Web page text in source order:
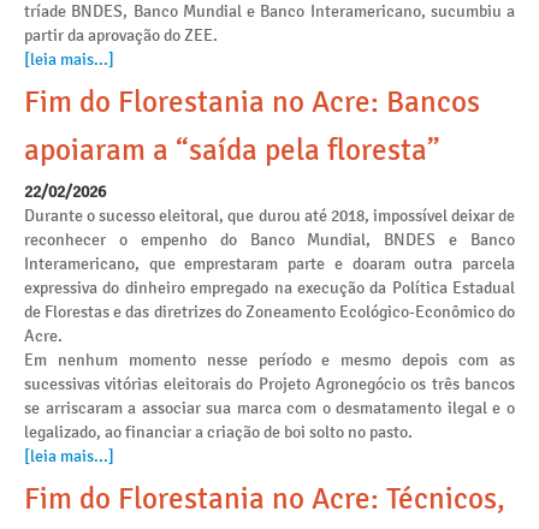
tríade BNDES, Banco Mundial e Banco Interamericano, sucumbiu a
partir da aprovação do ZEE.
[leia mais...]
Fim do Florestania no Acre: Bancos
apoiaram a “saída pela floresta”
22/02/2026
Durante o sucesso eleitoral, que durou até 2018, impossível deixar de
reconhecer o empenho do Banco Mundial, BNDES e Banco
Interamericano, que emprestaram parte e doaram outra parcela
expressiva do dinheiro empregado na execução da Política Estadual
de Florestas e das diretrizes do Zoneamento Ecológico-Econômico do
Acre.
Em nenhum momento nesse período e mesmo depois com as
sucessivas vitórias eleitorais do Projeto Agronegócio os três bancos
se arriscaram a associar sua marca com o desmatamento ilegal e o
legalizado, ao financiar a criação de boi solto no pasto.
[leia mais...]
Fim do Florestania no Acre: Técnicos,